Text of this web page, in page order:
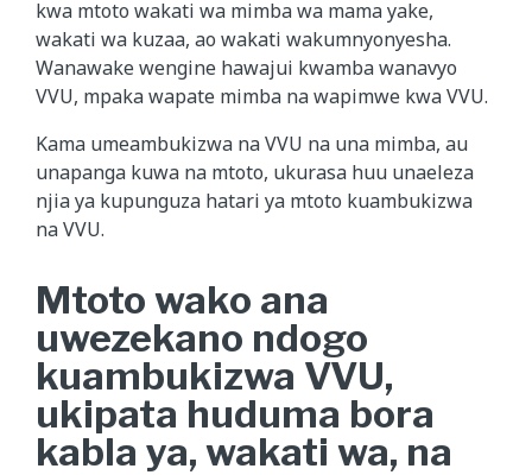
kwa mtoto wakati wa mimba wa mama yake,
wakati wa kuzaa, ao wakati wakumnyonyesha.
Wanawake wengine hawajui kwamba wanavyo
VVU, mpaka wapate mimba na wapimwe kwa VVU.
Kama umeambukizwa na VVU na una mimba, au
unapanga kuwa na mtoto, ukurasa huu unaeleza
njia ya kupunguza hatari ya mtoto kuambukizwa
na VVU.
Mtoto wako ana
uwezekano ndogo
kuambukizwa VVU,
ukipata huduma bora
kabla ya, wakati wa, na